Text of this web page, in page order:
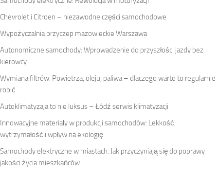
Chevrolet i Citroen – niezawodne części samochodowe
Wypożyczalnia przyczep mazowieckie Warszawa
Autonomiczne samochody: Wprowadzenie do przyszłości jazdy bez
kierowcy
Wymiana filtrów: Powietrza, oleju, paliwa – dlaczego warto to regularnie
robić
Autoklimatyzaja to nie luksus – Łódź serwis klimatyzacji
Innowacyjne materiały w produkcji samochodów: Lekkość,
wytrzymałość i wpływ na ekologię
Samochody elektryczne w miastach: Jak przyczyniają się do poprawy
jakości życia mieszkańców